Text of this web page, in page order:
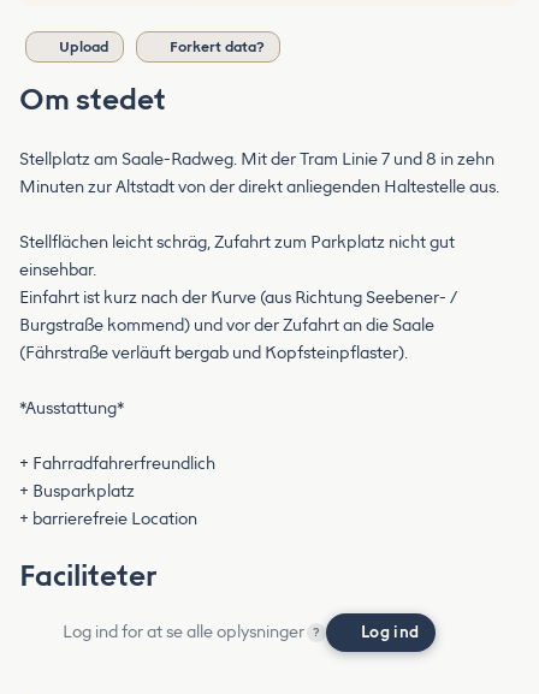
Upload Forkert data?
Om stedet
Stellplatz am Saale-Radweg. Mit der Tram Linie 7 und 8 in zehn
Minuten zur Altstadt von der direkt anliegenden Haltestelle aus.
Stellflächen leicht schräg, Zufahrt zum Parkplatz nicht gut
einsehbar.
Einfahrt ist kurz nach der Kurve (aus Richtung Seebener- /
Burgstraße kommend) und vor der Zufahrt an die Saale
(Fährstraße verläuft bergab und Kopfsteinpflaster).
*Ausstattung*
+ Fahrradfahrerfreundlich
+ Busparkplatz
+ barrierefreie Location
Faciliteter
Log ind for at se alle oplysninger ? Log ind